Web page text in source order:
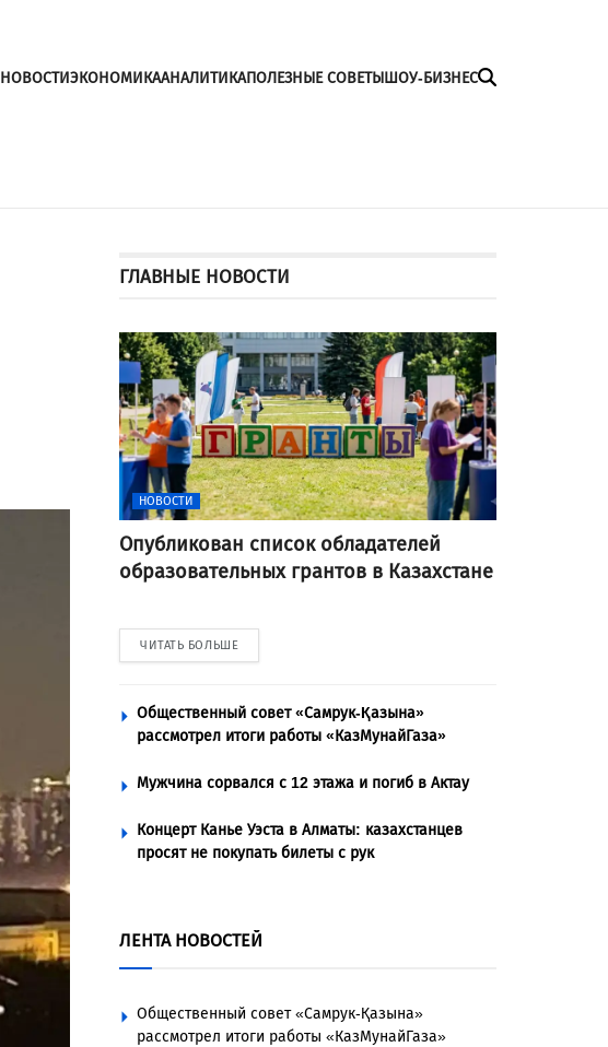
НОВОСТИЭКОНОМИКААНАЛИТИКАПОЛЕЗНЫЕ СОВЕТЫШОУ-БИЗНЕС
ГЛАВНЫЕ НОВОСТИ
НОВОСТИ
Опубликован список обладателей
образовательных грантов в Казахстане
ЧИТАТЬ БОЛЬШЕ
Общественный совет «Самрук-Қазына»
рассмотрел итоги работы «КазМунайГаза»
Мужчина сорвался с 12 этажа и погиб в Актау
Концерт Канье Уэста в Алматы: казахстанцев
просят не покупать билеты с рук
ЛЕНТА НОВОСТЕЙ
Общественный совет «Самрук-Қазына»
рассмотрел итоги работы «КазМунайГаза»